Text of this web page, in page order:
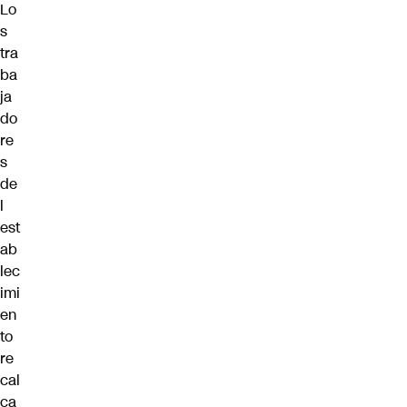
Lo
s
tra
ba
ja
do
re
s
de
l
est
ab
lec
imi
en
to
re
cal
ca